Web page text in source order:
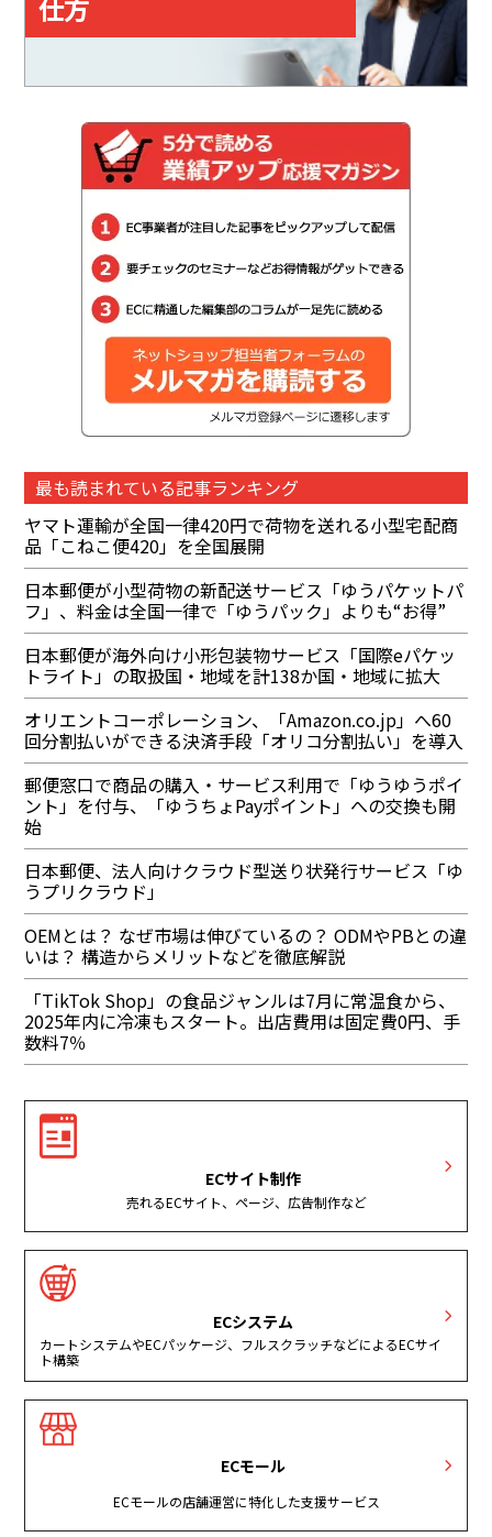
仕方
最も読まれている記事ランキング
ヤマト運輸が全国一律420円で荷物を送れる小型宅配商
品「こねこ便420」を全国展開
日本郵便が小型荷物の新配送サービス「ゆうパケットパ
フ」、料金は全国一律で「ゆうパック」よりも“お得”
日本郵便が海外向け小形包装物サービス「国際eパケッ
トライト」の取扱国・地域を計138か国・地域に拡大
オリエントコーポレーション、「Amazon.co.jp」へ60
回分割払いができる決済手段「オリコ分割払い」を導入
郵便窓口で商品の購入・サービス利用で「ゆうゆうポイ
ント」を付与、「ゆうちょPayポイント」への交換も開
始
日本郵便、法人向けクラウド型送り状発行サービス「ゆ
うプリクラウド」
OEMとは？ なぜ市場は伸びているの？ ODMやPBとの違
いは？ 構造からメリットなどを徹底解説
「TikTok Shop」の食品ジャンルは7月に常温食から、
2025年内に冷凍もスタート。出店費用は固定費0円、手
数料7％
ECサイト制作
売れるECサイト、ページ、広告制作など
ECシステム
カートシステムやECパッケージ、フルスクラッチなどによるECサイ
ト構築
ECモール
ECモールの店舗運営に特化した支援サービス